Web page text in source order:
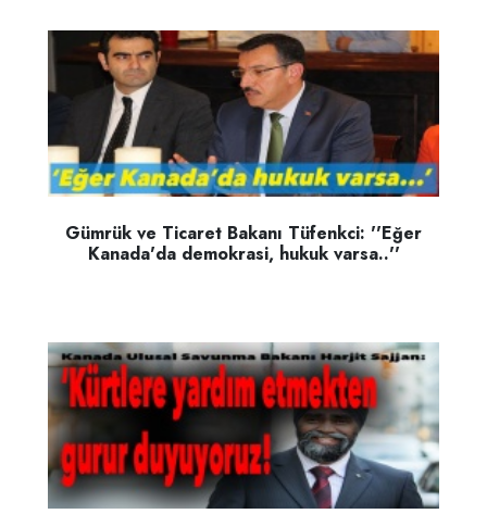
Gümrük ve Ticaret Bakanı Tüfenkci: ''Eğer
Kanada'da demokrasi, hukuk varsa..''